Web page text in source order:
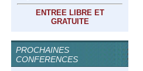
ENTREE LIBRE ET
GRATUITE
PROCHAINES
CONFERENCES